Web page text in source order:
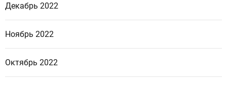
Декабрь 2022
Ноябрь 2022
Октябрь 2022